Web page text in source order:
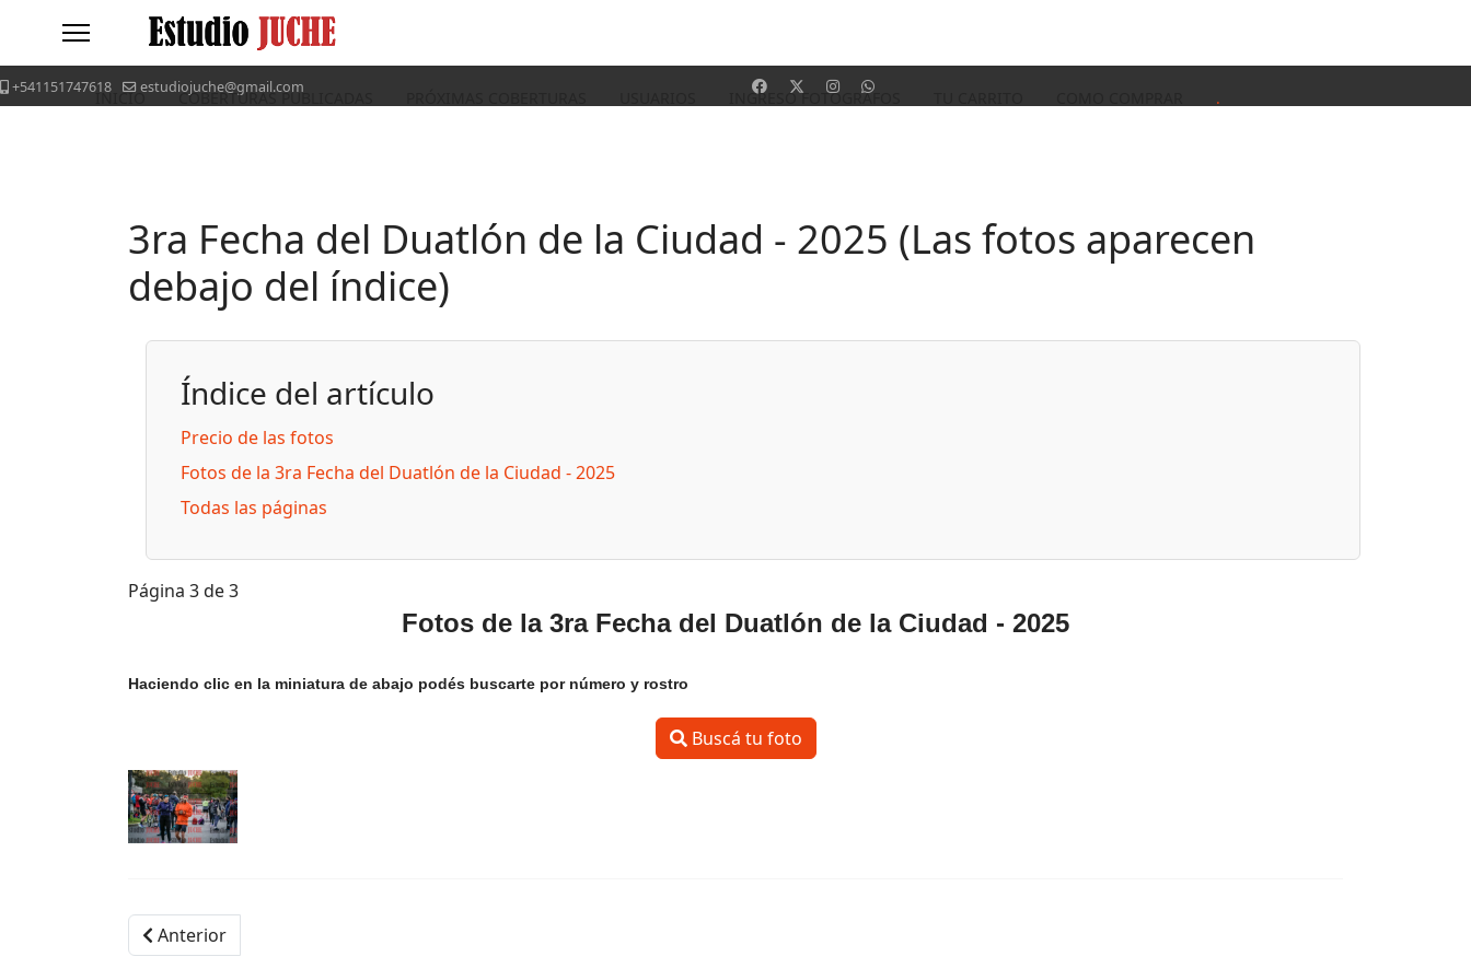
INICIO COBERTURAS PUBLICADAS INGRESO FOTOGRAFOS .
+541151747618 estudiojuche@gmail.com
3ra Fecha del Duatlón de la Ciudad - 2025 (Las fotos aparecen
debajo del índice)
Índice del artículo
Precio de las fotos
Fotos de la 3ra Fecha del Duatlón de la Ciudad - 2025
Todas las páginas
Página 3 de 3
Fotos de la 3ra Fecha del Duatlón de la Ciudad - 2025
Haciendo clic en la miniatura de abajo podés buscarte por número y rostro
Buscá tu foto
Anterior